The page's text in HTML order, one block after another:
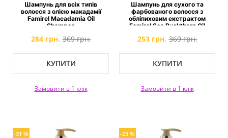
Шампунь для всіх типів
волосся з олією макадамії
Famirel Macadamia Oil
Shampoo
284 грн. 369 грн.
КУПИТИ
Замовити в 1 клік
Шампунь для сухого та
фарбованого волосся з
обліпиховим екстрактом
Famirel Sea Buckthorn Oil
253 грн. 369 грн.
КУПИТИ
Замовити в 1 клік
-31 % -23 %